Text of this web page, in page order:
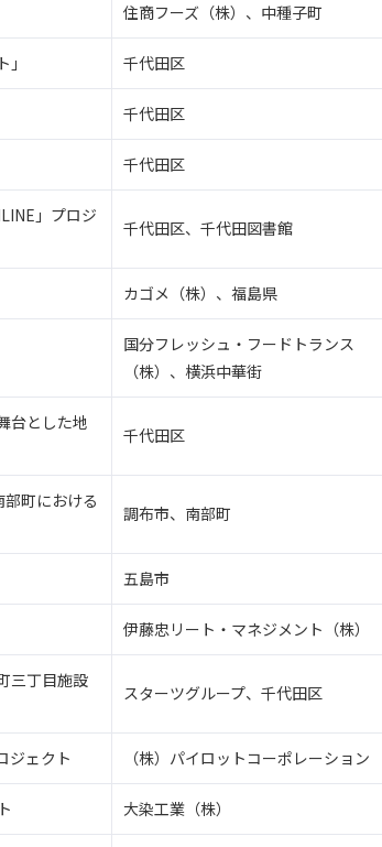
住商フーズ（株）、中種子町
千代田区
千代田区
千代田区
」プロジ
千代田区、千代田図書館
カゴメ（株）、福島県
国分フレッシュ・フードトランス
（株）、横浜中華街
台とした地
千代田区
町における
調布市、南部町
五島市
伊藤忠リート・マネジメント（株）
三丁目施設
スターツグループ、千代田区
ジェクト （株）パイロットコーポレーション
大染工業（株）